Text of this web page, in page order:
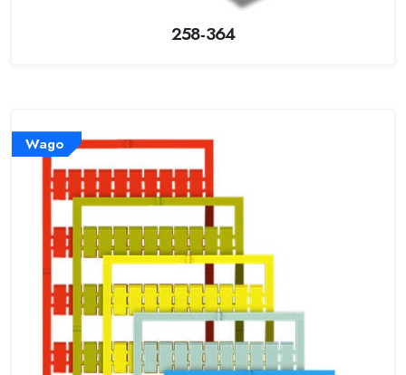
258-364
Wago